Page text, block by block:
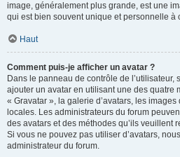
image, généralement plus grande, est une
qui est bien souvent unique et personnelle à
Haut
Comment puis-je afficher un avatar ?
Dans le panneau de contrôle de l’utilisateur,
ajouter un avatar en utilisant une des quatre
« Gravatar », la galerie d’avatars, les
locales. Les administrateurs du forum
des avatars et des méthodes qu’ils veuillent
Si vous ne pouvez pas utiliser d’avatars,
administrateur du forum.